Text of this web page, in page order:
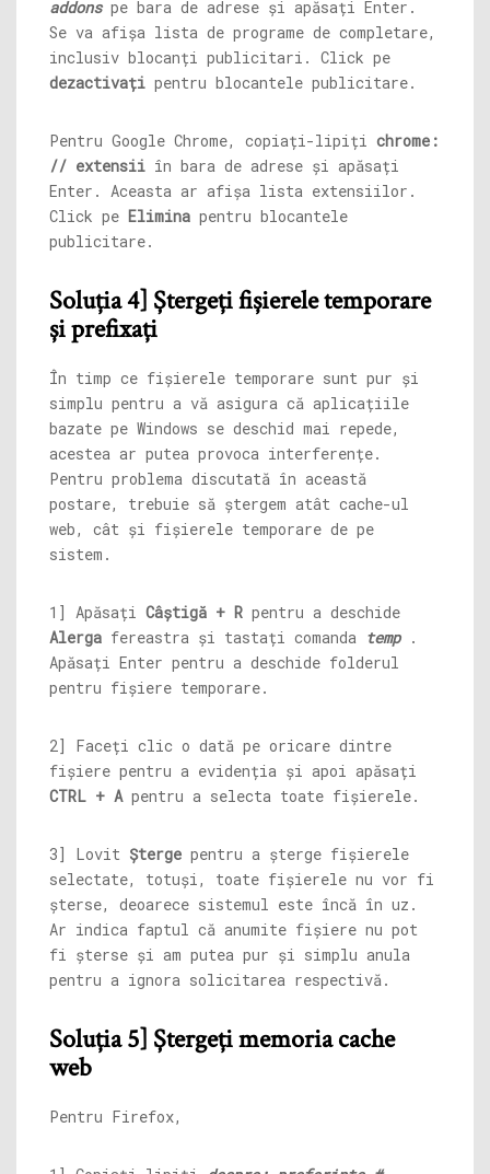
addons pe bara de adrese și apăsați Enter.
Se va afișa lista de programe de completare,
inclusiv blocanți publicitari. Click pe
dezactivați pentru blocantele publicitare.
Pentru Google Chrome, copiați-lipiți chrome:
// extensii în bara de adrese și apăsați
Enter. Aceasta ar afișa lista extensiilor.
Click pe Elimina pentru blocantele
publicitare.
Soluția 4] Ștergeți fișierele temporare
și prefixați
În timp ce fișierele temporare sunt pur și
simplu pentru a vă asigura că aplicațiile
bazate pe Windows se deschid mai repede,
acestea ar putea provoca interferențe.
Pentru problema discutată în această
postare, trebuie să ștergem atât cache-ul
web, cât și fișierele temporare de pe
sistem.
1] Apăsați Câștigă + R pentru a deschide
Alerga fereastra și tastați comanda temp .
Apăsați Enter pentru a deschide folderul
pentru fișiere temporare.
2] Faceți clic o dată pe oricare dintre
fișiere pentru a evidenția și apoi apăsați
CTRL + Apentru a selecta toate fișierele.
3] Lovit Șterge pentru a șterge fișierele
selectate, totuși, toate fișierele nu vor fi
șterse, deoarece sistemul este încă în uz.
Ar indica faptul că anumite fișiere nu pot
fi șterse și am putea pur și simplu anula
pentru a ignora solicitarea respectivă.
Soluția 5] Ștergeți memoria cache
web
Pentru Firefox,